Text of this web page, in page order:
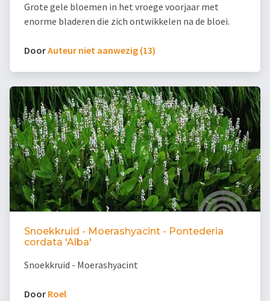
Grote gele bloemen in het vroege voorjaar met
enorme bladeren die zich ontwikkelen na de bloei.
DoorAuteur niet aanwezig (13)
Snoekkruid - Moerashyacint - Pontederia
cordata 'Alba'
Snoekkruid - Moerashyacint
Door Roel